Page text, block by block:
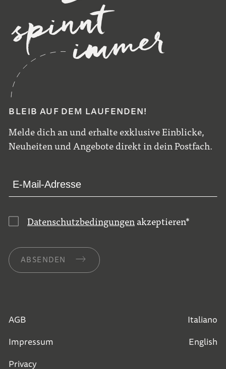
BLEIB AUF DEM LAUFENDEN!
Melde dich an und erhalte exklusive Einblicke,
Neuheiten und Angebote direkt in dein Postfach.
Datenschutzbedingungen akzeptieren*
ABSENDEN
AGB
Impressum
Privacy
Italiano
English